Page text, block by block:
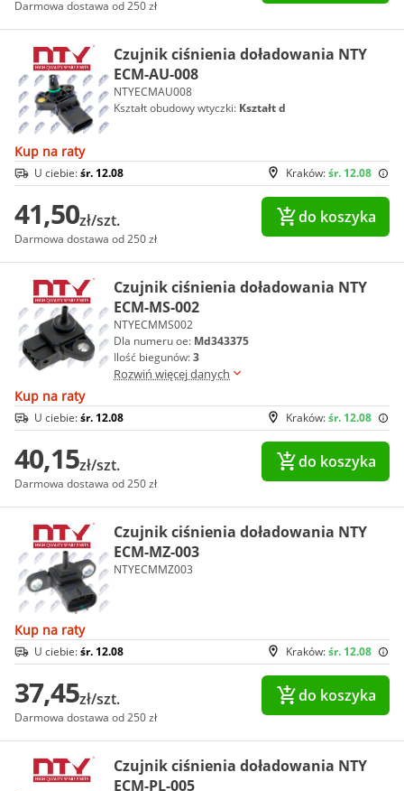
Darmowa dostawa od 250 zł
Czujnik ciśnienia doładowania NTY
ECM-AU-008
NTYECMAU008
Kształt obudowy wtyczki: Kształt d
Kup na raty
Kraków:śr. 12.08
U ciebie:śr. 12.08
41,50zł/szt.
Darmowa dostawa od 250 zł
do koszyka
Czujnik ciśnienia doładowania NTY
ECM-MS-002
NTYECMMS002
Dla numeru oe: Md343375
Ilość biegunów:3
Rozwiń więcej danych
Kup na raty
Kraków:śr. 12.08
U ciebie:śr. 12.08
40,15zł/szt.
Darmowa dostawa od 250 zł
do koszyka
Czujnik ciśnienia doładowania NTY
ECM-MZ-003
NTYECMMZ003
Kup na raty
Kraków:śr. 12.08
U ciebie:śr. 12.08
37,45zł/szt.
Darmowa dostawa od 250 zł
do koszyka
Czujnik ciśnienia doładowania NTY
ECM-PL-005